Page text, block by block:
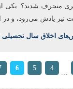
منحرف شدند؟ یکی
نیز یادش میرود، و
تحصیلی 95-94؛ تحلیلی روان‌شناختی از تحولات صدر اسلام، جلسه چهاردهم؛ از آخرت‌باوری تا آخرت‌طلبی
…
4
5
6